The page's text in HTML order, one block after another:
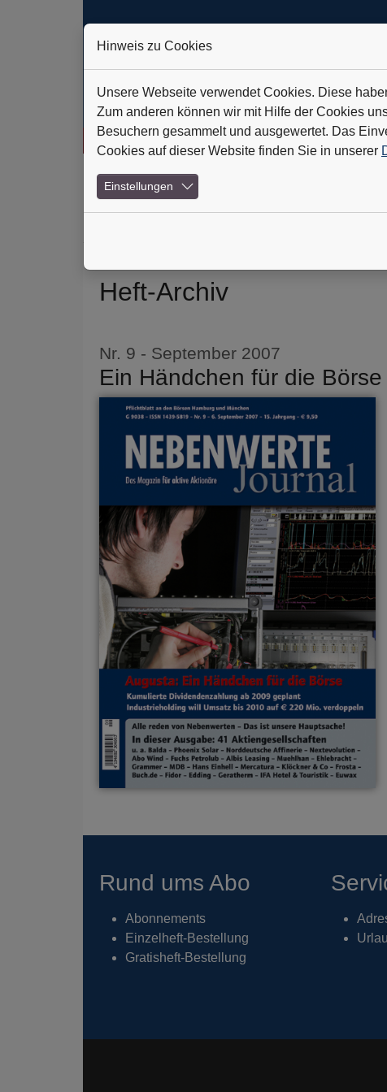
Technologies AG: Verlässlich auf Kurs +++Daldrup & Söhne:
Home Abonnements
Heft-Archiv
Nr. 9 - September 2007
Ein Händchen für die Börse
Rund ums Abo
Abonnements
Einzelheft-Bestellung
Gratisheft-Bestellung
Hinweis zu Cookies
Unsere Webseite verwendet Cookies. Diese
Zum anderen können wir mit Hilfe der Cookies
Besuchern gesammelt und ausgewertet. Das
Cookies auf dieser Website finden Sie in unserer
Einstellungen